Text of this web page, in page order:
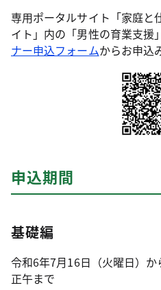
専用ポータルサイト「家庭と
イト」内の「男性の育業支援
ナー申込フォームからお申込
申込期間
基礎編
令和6年7月16日（火曜日）
正午まで